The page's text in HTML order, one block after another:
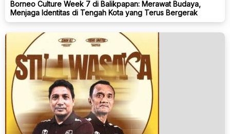
Borneo Culture Week 7 di Balikpapan: Merawat Budaya,
Menjaga Identitas di Tengah Kota yang Terus Bergerak